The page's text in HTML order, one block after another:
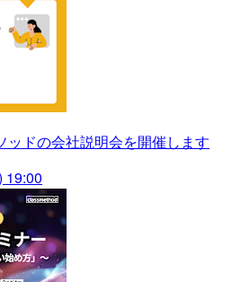
ッドの会社説明会を開催します
19:00